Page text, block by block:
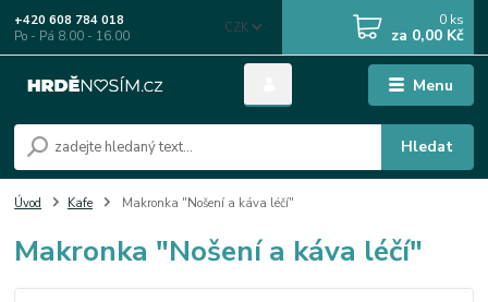
Menu
CZK
Hledat
+420 608 784 018
Po - Pá 8.00 - 16.00
0 ks
za 0,00 Kč
Úvod Kafe Makronka "Nošení a káva léčí"
Makronka "Nošení a káva léčí"